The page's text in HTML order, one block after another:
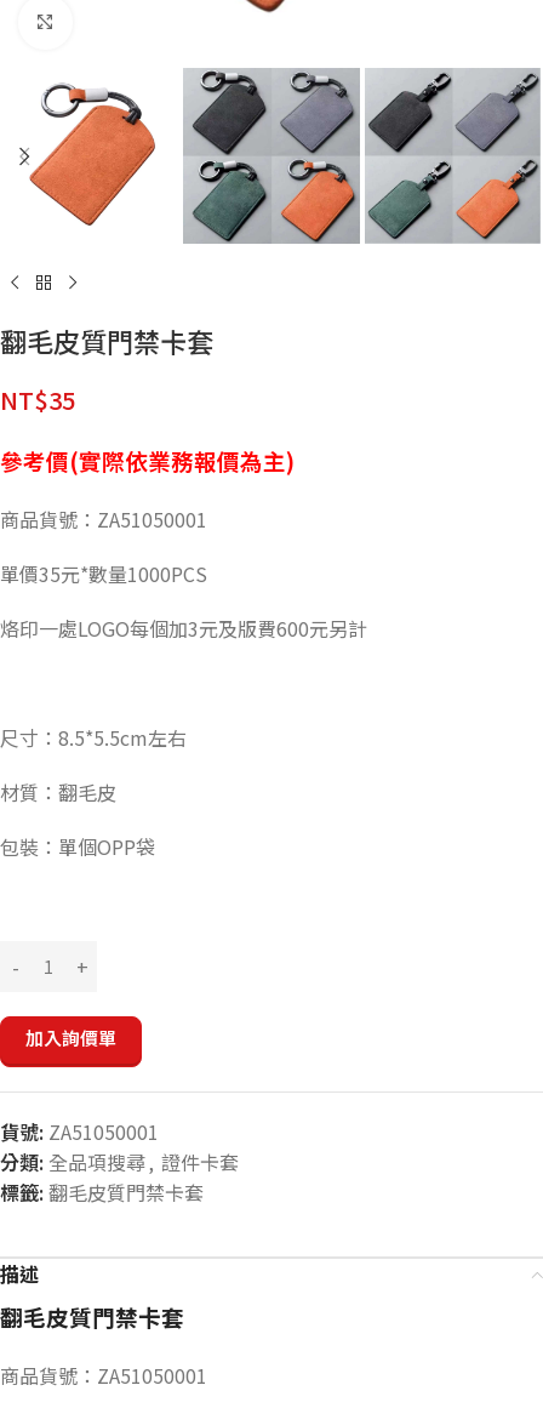
翻毛皮質門禁卡套
NT$35
參考價(實際依業務報價為主)
商品貨號：ZA51050001
單價35元*數量1000PCS
烙印一處LOGO每個加3元及版費600元另計
尺寸：8.5*5.5cm左右
材質：翻毛皮
包裝：單個OPP袋
加入詢價單
貨號: ZA51050001
分類: 全品項搜尋, 證件卡套
標籤: 翻毛皮質門禁卡套
描述
翻毛皮質門禁卡套
商品貨號：ZA51050001